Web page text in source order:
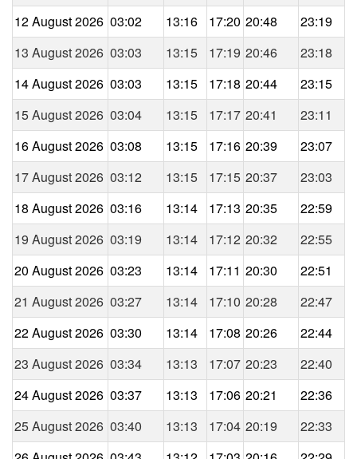
12 August 2026 03:02 13:16 17:20 20:48
23:19
13 August 2026 03:03 13:15 17:19 20:46
23:18
14 August 2026 03:03 13:15 17:18 20:44
23:15
15 August 2026 03:04 13:15 17:17 20:41
23:11
16 August 2026 03:08 13:15 17:16 20:39
23:07
17 August 2026 03:12 13:15 17:15 20:37
23:03
18 August 2026 03:16 13:14 17:13 20:35
22:59
19 August 2026 03:19 13:14 17:12 20:32
22:55
20 August 2026 03:23 13:14 17:11 20:30
22:51
21 August 2026 03:27 13:14 17:10 20:28
22:47
22 August 2026 03:30 13:14 17:08 20:26
22:44
23 August 2026 03:34 13:13 17:07 20:23
22:40
24 August 2026 03:37 13:13 17:06 20:21
22:36
25 August 2026 03:40 13:13 17:04 20:19
22:33